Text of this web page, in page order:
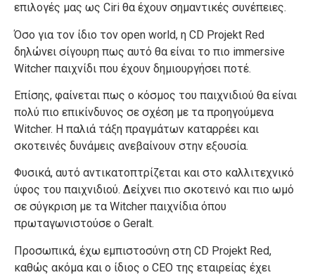
επιλογές μας ως Ciri θα έχουν σημαντικές συνέπειες.
Όσο για τον ίδιο τον open world, η CD Projekt Red
δηλώνει σίγουρη πως αυτό θα είναι το πιο immersive
Witcher παιχνίδι που έχουν δημιουργήσει ποτέ.
Επίσης, φαίνεται πως ο κόσμος του παιχνιδιού θα είναι
πολύ πιο επικίνδυνος σε σχέση με τα προηγούμενα
Witcher. Η παλιά τάξη πραγμάτων καταρρέει και
σκοτεινές δυνάμεις ανεβαίνουν στην εξουσία.
Φυσικά, αυτό αντικατοπτρίζεται και στο καλλιτεχνικό
ύφος του παιχνιδιού. Δείχνει πιο σκοτεινό και πιο ωμό
σε σύγκριση με τα Witcher παιχνίδια όπου
πρωταγωνιστούσε ο Geralt.
Προσωπικά, έχω εμπιστοσύνη στη CD Projekt Red,
καθώς ακόμα και ο ίδιος ο CEO της εταιρείας έχει